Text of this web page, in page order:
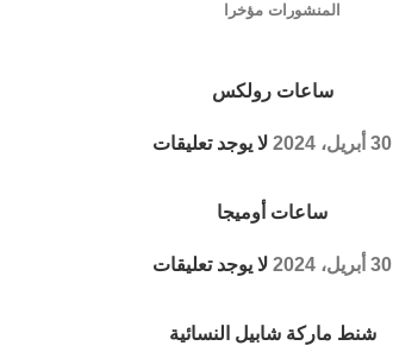
المنشورات مؤخرا
ساعات رولكس
30 أبريل، 2024 لا يوجد تعليقات
ساعات أوميجا
30 أبريل، 2024 لا يوجد تعليقات
شنط ماركة شابيل النسائية